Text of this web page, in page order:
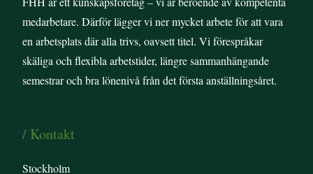
medarbetare. Därför lägger vi ner mycket arbete för att vara
en arbetsplats där alla trivs, oavsett titel. Vi förespråkar
skäliga och flexibla arbetstider, längre sammanhängande
semestrar och bra lönenivå från det första anställningsåret.
/ Kontakt
Stockholm